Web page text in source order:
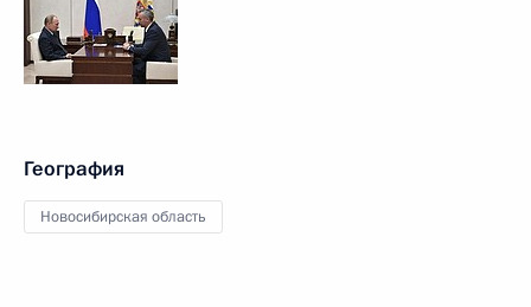
География
Новосибирская область